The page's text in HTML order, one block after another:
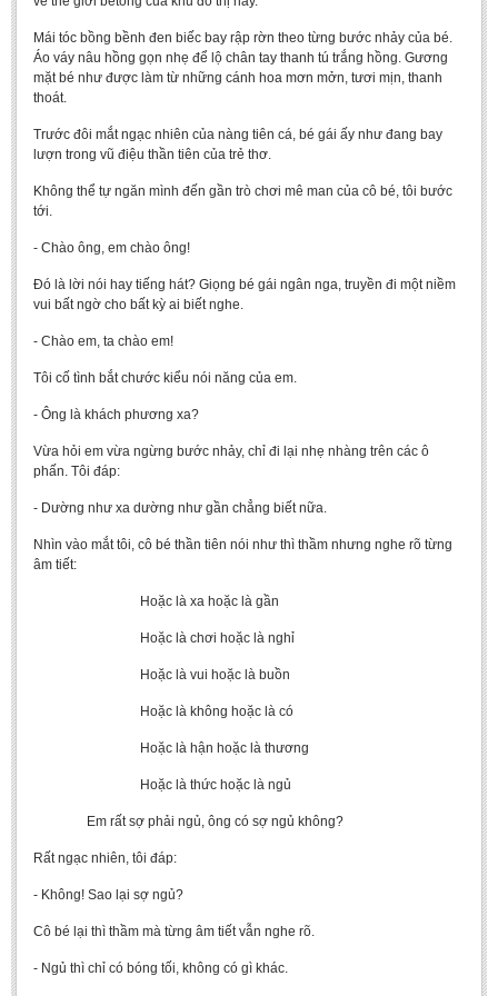
Mái tóc bồng bềnh đen biếc bay rập rờn theo từng bước nhảy của bé.
Áo váy nâu hồng gọn nhẹ để lộ chân tay thanh tú trắng hồng. Gương
mặt bé như được làm từ những cánh hoa mơn mởn, tươi mịn, thanh
thoát.
Trước đôi mắt ngạc nhiên của nàng tiên cá, bé gái ấy như đang bay
lượn trong vũ điệu thần tiên của trẻ thơ.
Không thể tự ngăn mình đến gần trò chơi mê man của cô bé, tôi bước
tới.
- Chào ông, em chào ông!
Đó là lời nói hay tiếng hát? Giọng bé gái ngân nga, truyền đi một niềm
vui bất ngờ cho bất kỳ ai biết nghe.
- Chào em, ta chào em!
Tôi cố tình bắt chước kiểu nói năng của em.
- Ông là khách phương xa?
Vừa hỏi em vừa ngừng bước nhảy, chỉ đi lại nhẹ nhàng trên các ô
phấn. Tôi đáp:
- Dường như xa dường như gần chẳng biết nữa.
Nhìn vào mắt tôi, cô bé thần tiên nói như thì thầm nhưng nghe rõ từng
âm tiết:
Hoặc là xa hoặc là gần
Hoặc là chơi hoặc là nghỉ
Hoặc là vui hoặc là buồn
Hoặc là không hoặc là có
Hoặc là hận hoặc là thương
Hoặc là thức hoặc là ngủ
Em rất sợ phải ngủ, ông có sợ ngủ không?
Rất ngạc nhiên, tôi đáp:
- Không! Sao lại sợ ngủ?
Cô bé lại thì thầm mà từng âm tiết vẫn nghe rõ.
- Ngủ thì chỉ có bóng tối, không có gì khác.